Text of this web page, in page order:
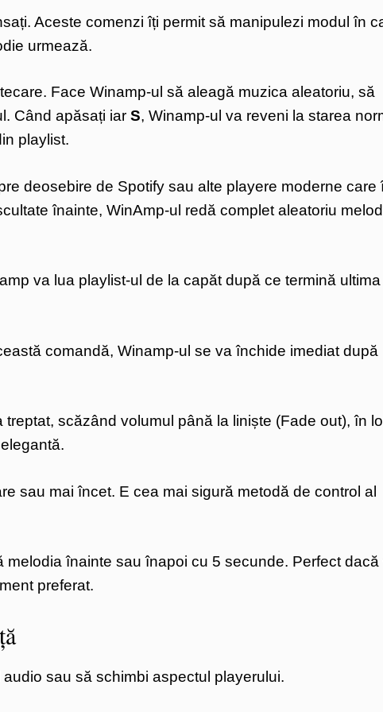
Aceste comenzi îți permit să manipulezi modul în
urmează.
Face Winamp-ul să aleagă muzica aleatoriu, să
Când apăsați iar S, Winamp-ul va reveni la starea
playlist.
deosebire de Spotify sau alte playere moderne care
înainte, WinAmp-ul redă complet aleatoriu
va lua playlist-ul de la capăt după ce termină ultima
comandă, Winamp-ul se va închide imediat după
treptat, scăzând volumul până la liniște (Fade out), în
sau mai încet. E cea mai sigură metodă de control al
melodia înainte sau înapoi cu 5 secunde. Perfect dacă
preferat.
sau să schimbi aspectul playerului.